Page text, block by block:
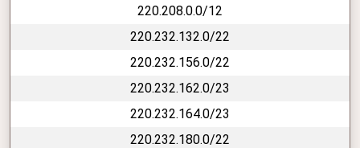
220.208.0.0/12
220.232.132.0/22
220.232.156.0/22
220.232.162.0/23
220.232.164.0/23
220.232.180.0/22